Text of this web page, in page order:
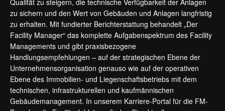
Qualität zu steigern, die technische Verfügbarkeit der Anlagen
zu sichern und den Wert von Gebäuden und Anlagen langfristig
zu erhalten. Mit fundierter Berichterstattung behandelt „Der
Facility Manager“ das komplette Aufgabenspektrum des Facility
Managements und gibt praxisbezogene
Handlungsempfehlungen – auf der strategischen Ebene der
Unternehmensorganisation genauso wie auf der operativen
Ebene des Immobilien- und Liegenschaftsbetriebs mit dem
technischen, infrastrukturellen und kaufmännischen
Gebäudemanagement. In unserem Karriere-Portal für die FM-